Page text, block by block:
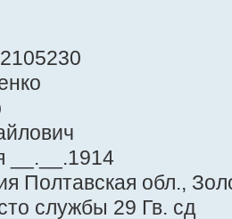
__.__.1914
Полтавская обл.,
службы 29 Гв. сд